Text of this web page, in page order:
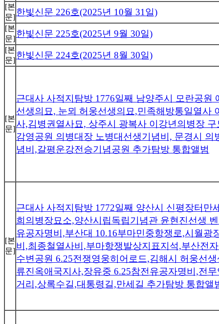
[본
문]한빛신문 226호(2025년 10월 31일)
[본
문]한빛신문 225호(2025년 9월 30일)
[본
문]한빛신문 224호(2025년 8월 30일)
[본
문]
근대사 사적지탐방 1776일째 남양주시 모란공원
선생의묘, 눈뫼 허웅선생의묘,민족해방통일열사
사,김병권열사묘, 상주시 광복사 이강년의병장
감영공원 의병대장 노병대선생기념비, 문경시 의
념비,갈평운강전승기념공원 추가탐방 통합앨범
[본
문]
근대사 사적지탐방 1772일째 양산시 신평장터만
희의병장묘소,양산시립독립기념관 윤현진선생
유공자명비,부산대 10.16부마민중항쟁로,시월광
비,최종철열사비,부마항쟁발상지표지석,부산전
수변공원 6.25전쟁영웅히어로드,김해시 허웅선
류진옥애국지사,장유중 6.25참전유공자명비,전
거리,상록수길,대통령길,만세길 추가탐방 통합앨